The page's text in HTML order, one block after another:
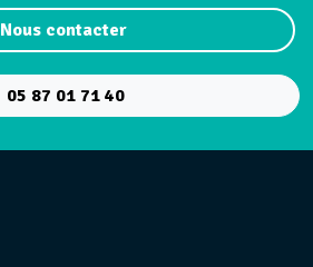
Nous contacter
05 87 01 71 40